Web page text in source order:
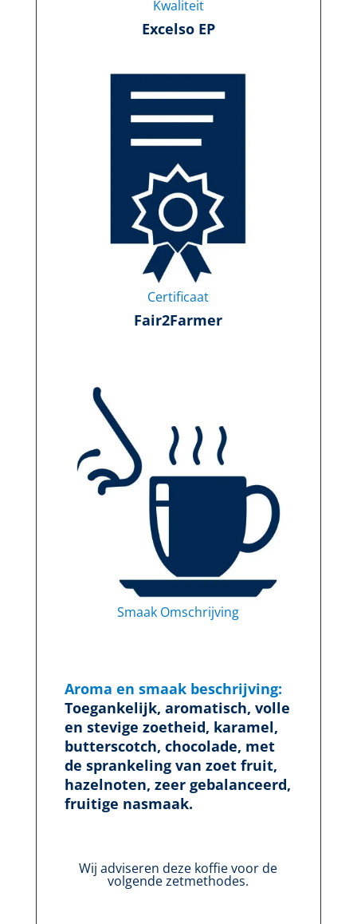
Kwaliteit
Excelso EP
Certificaat
Fair2Farmer
Smaak Omschrijving
Aroma en smaak beschrijving:
Toegankelijk, aromatisch, volle
en stevige zoetheid, karamel,
butterscotch, chocolade, met
de sprankeling van zoet fruit,
hazelnoten, zeer gebalanceerd,
fruitige nasmaak.
Wij adviseren deze koffie voor de
volgende zetmethodes.